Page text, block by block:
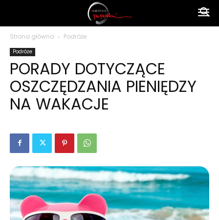
polsku
Strona główna Podróże
Podróże
PORADY DOTYCZĄCE
OSZCZĘDZANIA PIENIĘDZY
NA WAKACJE